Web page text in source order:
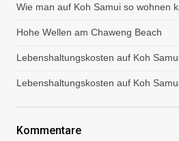
Wie man auf Koh Samui so wohnen
Hohe Wellen am Chaweng Beach
Lebenshaltungskosten auf Koh
Lebenshaltungskosten auf Koh
Kommentare